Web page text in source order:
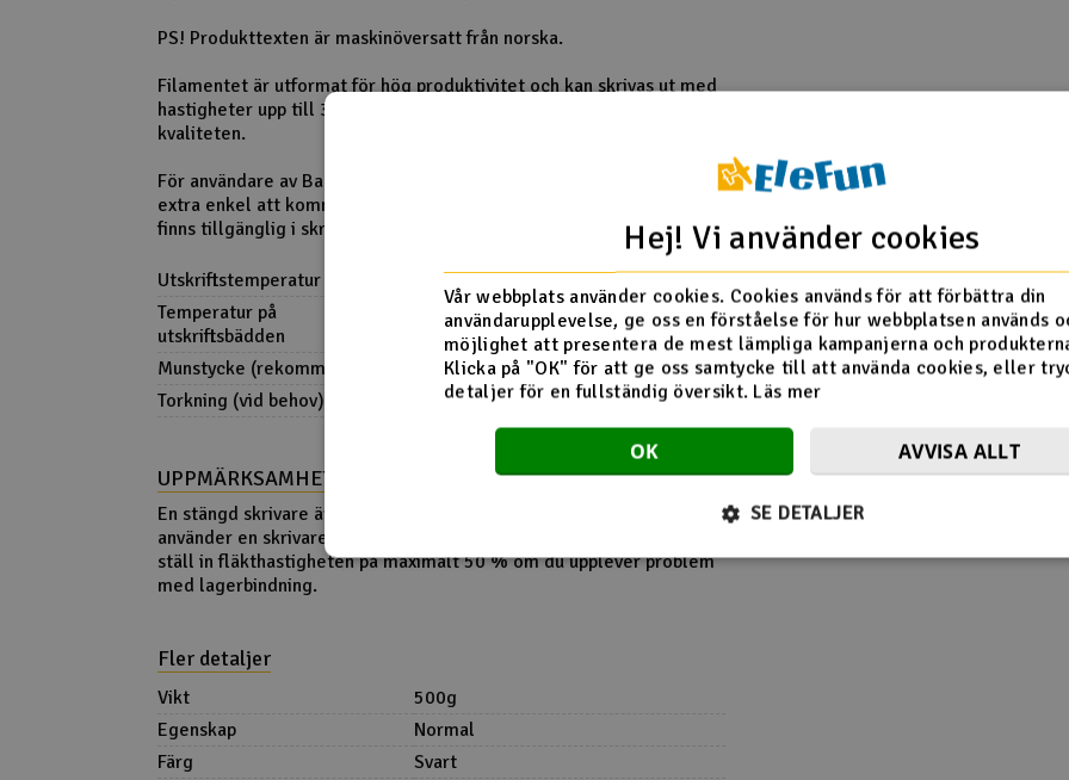
PS! Produkttexten är maskinöversatt från norska.
Filamentet är utformat för hög produktivitet och kan skrivas ut med
hastigheter upp till 300 mm/s, utan att kompromissa med
kvaliteten.
För användare av Bambu Lab X1C och P1S är Fiberon PETG rCF08
extra enkel att komma igång med, eftersom materialprofilen redan
finns tillgänglig i skrivarens programvara.
Utskriftstemperatur
240-270°C
Temperatur på
utskriftsbädden
60-70°C
Munstycke (rekommenderas)
Härdad
Torkning (vid behov)
65°C i cirka 3 timmar
UPPMÄRKSAMHET!
En stängd skrivare är inte nödvändig. Håll luckan öppen om du
använder en skrivare med skåp. Prova en lägre utskriftshastighet och
ställ in fläkthastigheten på maximalt 50 % om du upplever problem
med lagerbindning.
Fler detaljer
Vikt
500g
Egenskap
Normal
Färg
Svart
Hej! Vi använder cookies
Vår webbplats använder cookies. Cookies används för att förbättra din
användarupplevelse, ge oss en förståelse för hur webbplatsen används
möjlighet att presentera de mest lämpliga kampanjerna och
Klicka på "OK" för att ge oss samtycke till att använda cookies, eller
detaljer för en fullständig översikt. Läs mer
OK AVVISA ALLT
SE DETALJER